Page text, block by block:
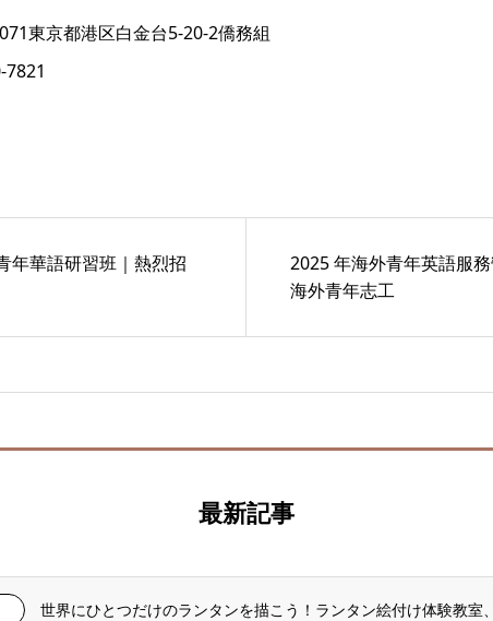
東京都港区白金台5-20-2僑務組
年華語研習班｜熱烈招
2025 年海外青年英語服
海外青年志工
最新記事
世界にひとつだけのランタンを描こう！ランタン絵付け体験教室